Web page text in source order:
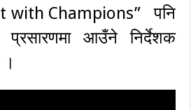
with Champions” पनि
प्रसारणमा आउँने निर्देशक
।